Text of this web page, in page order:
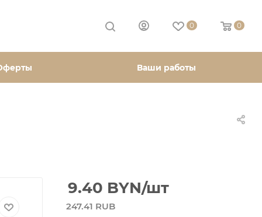
0 0
Ваши работы
9.40 BYN/шт
247.41 RUB